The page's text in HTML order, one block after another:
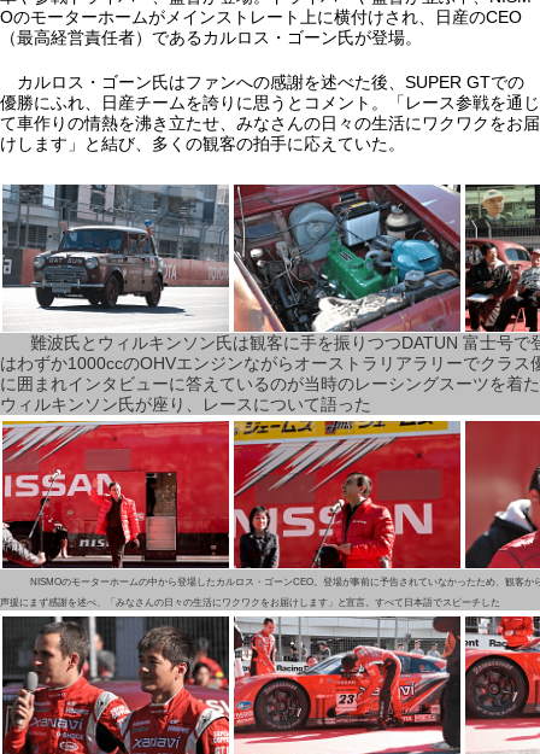
Oのモーターホームがメインストレート上に横付けされ、日産のCEO
（最高経営責任者）であるカルロス・ゴーン氏が登場。
カルロス・ゴーン氏はファンへの感謝を述べた後、SUPER GTでの
優勝にふれ、日産チームを誇りに思うとコメント。「レース参戦を通じ
て車作りの情熱を沸き立たせ、みなさんの日々の生活にワクワクをお届
けします」と結び、多くの観客の拍手に応えていた。
難波氏とウィルキンソン氏は観客に手を振りつつDATUN 富士号で
はわずか1000ccのOHVエンジンながらオーストラリアラリーでクラス
に囲まれインタビューに答えているのが当時のレーシングスーツを着
ウィルキンソン氏が座り、レースについて語った
NISMOのモーターホームの中から登場したカルロス・ゴーンCEO。登場が事前に予告されていなかったため、観客か
声援にまず感謝を述べ、「みなさんの日々の生活にワクワクをお届けします」と宣言。すべて日本語でスピーチした